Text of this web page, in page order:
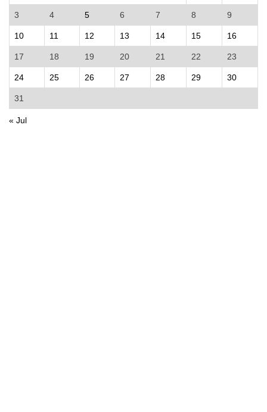
3 4 5 6 7 8 9
10 11 12 13 14 15 16
17 18 19 20 21 22 23
24 25 26 27 28 29 30
31
« Jul